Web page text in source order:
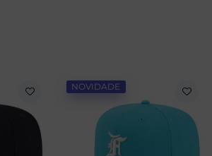
NOVIDADE